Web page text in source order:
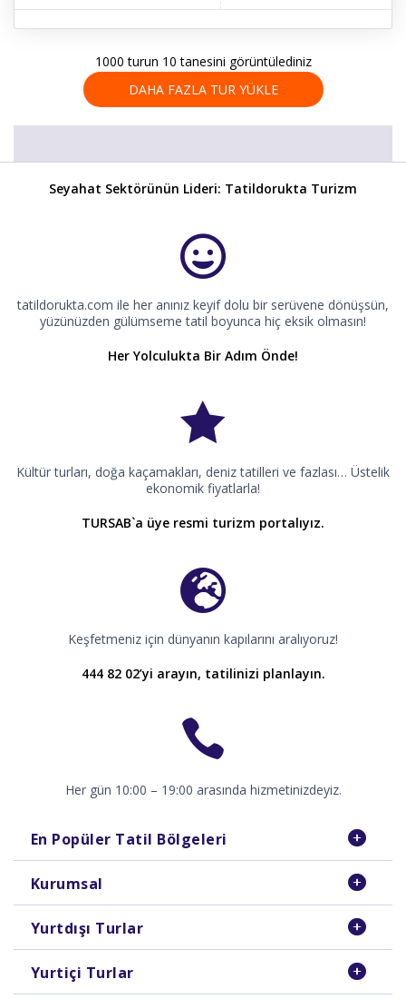
1000 turun 10 tanesini görüntülediniz
DAHA FAZLA TUR YÜKLE
Seyahat Sektörünün Lideri: Tatildorukta Turizm
tatildorukta.com ile her anınız keyif dolu bir serüvene dönüşsün,
yüzünüzden gülümseme tatil boyunca hiç eksik olmasın!
Her Yolculukta Bir Adım Önde!
Kültür turları, doğa kaçamakları, deniz tatilleri ve fazlası… Üstelik
ekonomik fiyatlarla!
TURSAB`a üye resmi turizm portalıyız.
Keşfetmeniz için dünyanın kapılarını aralıyoruz!
444 82 02’yi arayın, tatilinizi planlayın.
Her gün 10:00 – 19:00 arasında hizmetinizdeyiz.
En Popüler Tatil Bölgeleri
Kurumsal
Yurtdışı Turlar
Yurtiçi Turlar